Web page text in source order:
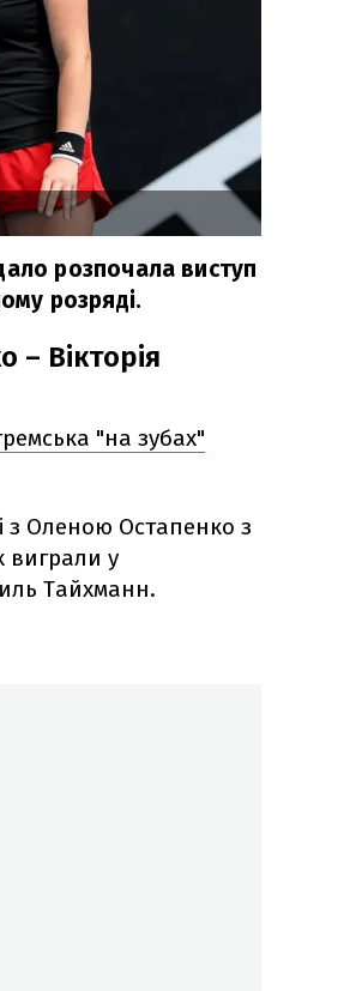
розпочала виступ
розряді.
Вікторія
"на зубах"
з Оленою Остапенко з
виграли у
Тайхманн.